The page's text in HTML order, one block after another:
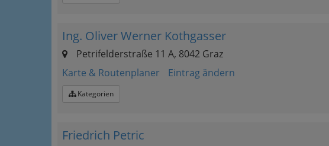
Ing. Oliver Werner Kothgasser
Petrifelderstraße 11 A, 8042 Graz
Karte & Routenplaner
Eintrag ändern
Kategorien
Friedrich Petric